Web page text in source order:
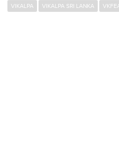
VIKALPA
VIKALPA SRI LANKA